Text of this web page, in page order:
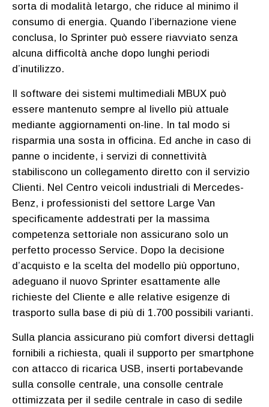
sorta di modalità letargo, che riduce al minimo il
consumo di energia. Quando l’ibernazione viene
conclusa, lo Sprinter può essere riavviato senza
alcuna difficoltà anche dopo lunghi periodi
d’inutilizzo.
Il software dei sistemi multimediali MBUX può
essere mantenuto sempre al livello più attuale
mediante aggiornamenti on-line. In tal modo si
risparmia una sosta in officina. Ed anche in caso di
panne o incidente, i servizi di connettività
stabiliscono un collegamento diretto con il servizio
Clienti. Nel Centro veicoli industriali di Mercedes-
Benz, i professionisti del settore Large Van
specificamente addestrati per la massima
competenza settoriale non assicurano solo un
perfetto processo Service. Dopo la decisione
d’acquisto e la scelta del modello più opportuno,
adeguano il nuovo Sprinter esattamente alle
richieste del Cliente e alle relative esigenze di
trasporto sulla base di più di 1.700 possibili varianti.
Sulla plancia assicurano più comfort diversi dettagli
fornibili a richiesta, quali il supporto per smartphone
con attacco di ricarica USB, inserti portabevande
sulla consolle centrale, una consolle centrale
ottimizzata per il sedile centrale in caso di sedile